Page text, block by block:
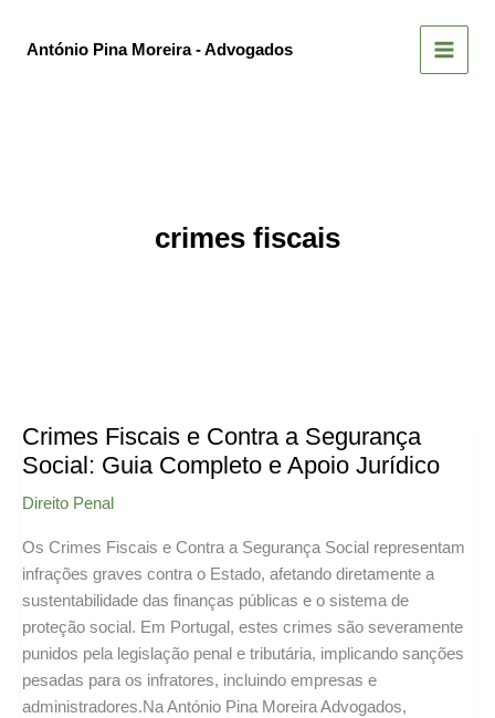
António Pina Moreira - Advogados
crimes fiscais
Crimes Fiscais e Contra a Segurança
Social: Guia Completo e Apoio Jurídico
Direito Penal
Os Crimes Fiscais e Contra a Segurança Social representam
infrações graves contra o Estado, afetando diretamente a
sustentabilidade das finanças públicas e o sistema de
proteção social. Em Portugal, estes crimes são severamente
punidos pela legislação penal e tributária, implicando sanções
pesadas para os infratores, incluindo empresas e
administradores.Na António Pina Moreira Advogados,